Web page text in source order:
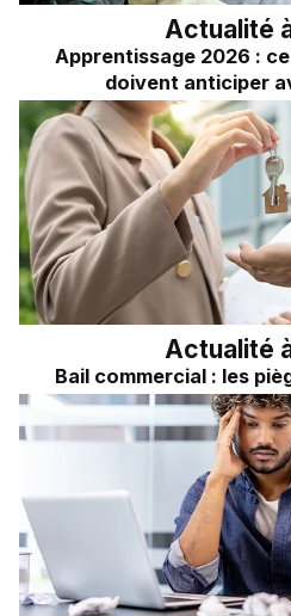
Actualité
Apprentissage 2026 :
doivent anticiper
Actualité
Bail commercial : les